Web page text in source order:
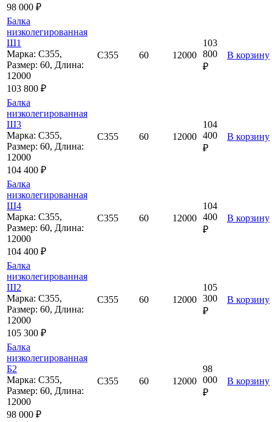
98 000 ₽
Балка
низколегированная
Ш1
Марка: С355,
Размер: 60, Длина:
12000
103 800 ₽
С355 60 12000
103
800
₽
В корзину
Балка
низколегированная
Ш3
Марка: С355,
Размер: 60, Длина:
12000
104 400 ₽
С355 60 12000
104
400
₽
В корзину
Балка
низколегированная
Ш4
Марка: С355,
Размер: 60, Длина:
12000
104 400 ₽
С355 60 12000
104
400
₽
В корзину
Балка
низколегированная
Ш2
Марка: С355,
Размер: 60, Длина:
12000
105 300 ₽
С355 60 12000
105
300
₽
В корзину
Балка
низколегированная
Б2
Марка: С355,
Размер: 60, Длина:
12000
98 000 ₽
С355 60 12000
98
000
₽
В корзину